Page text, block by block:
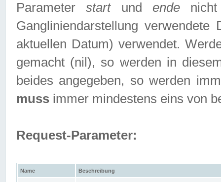
Parameterstartund endenicht
Gangliniendarstellung
aktuellen Datum) verwendet.
gemacht (nil), so werden in
beides angegeben, so werden
muss immer mindestens eins von
Request-Parameter:
Name Beschreibung